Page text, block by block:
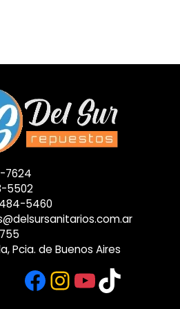
7624
5502
5460
Pcia. de Buenos Aires
Facebook
Instagram
TikTok